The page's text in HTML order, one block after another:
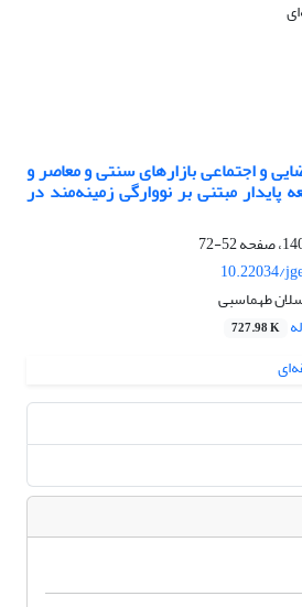
و اجتماعی بازارهای سنتی و معاصر و
مبتنی بر نووارگی زمینه‌مند در
52-72
10.22034/
طهماسبی
727.98 K